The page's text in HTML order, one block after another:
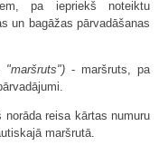
pa iepriekš noteiktu
un bagāžas pārvadāšanas
- maršruts, pa
reisa kārtas numuru
maršrutā.